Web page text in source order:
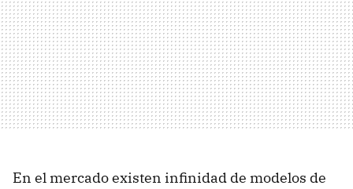
En el mercado existen infinidad de modelos de